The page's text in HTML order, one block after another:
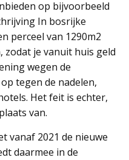
op bijvoorbeeld
In bosrijke
perceel van 1290m2
zodat je vanuit huis geld
wegen de
tegen de nadelen,
Het feit is echter,
van.
vanaf 2021 de nieuwe
daarmee in de